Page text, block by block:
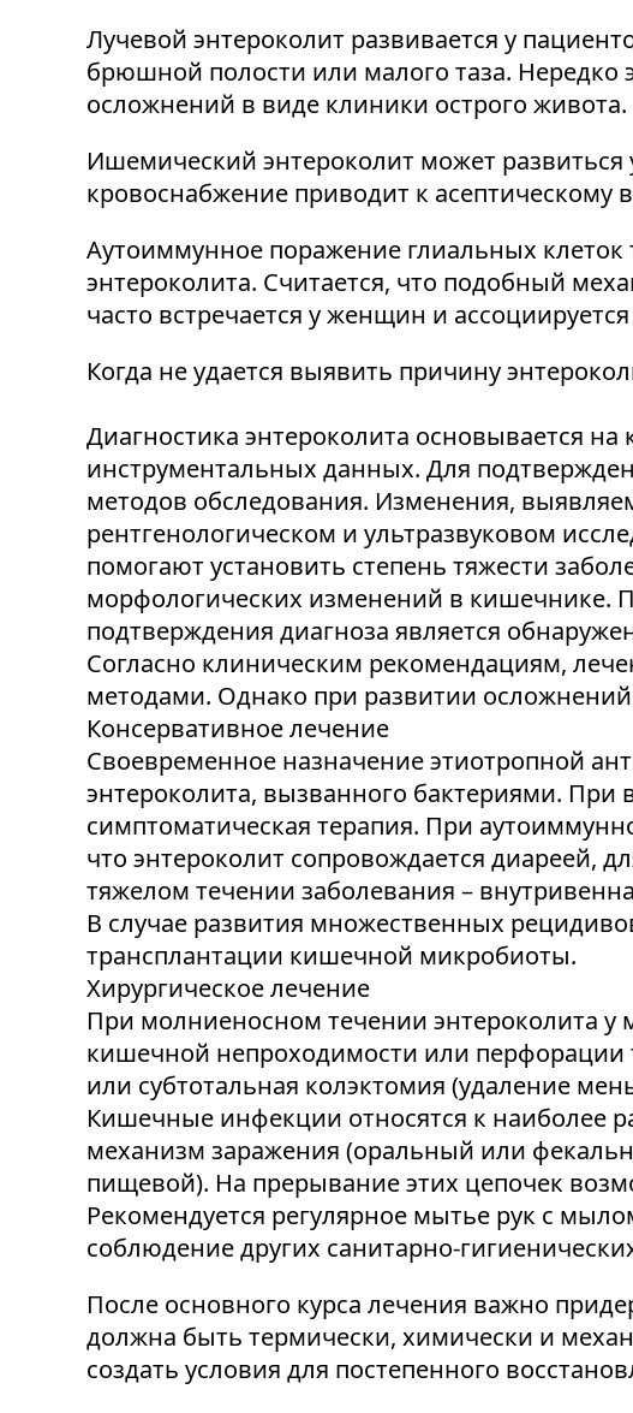
Лучевой энтероколит развивается у
брюшной полости или малого таза. Нередко
осложнений в виде клиники острого живота.
Ишемический энтероколит может
кровоснабжение приводит к асептическому
Аутоиммунное поражение глиальных
энтероколита. Считается, что подобный
часто встречается у женщин и
Когда не удается выявить причину
Диагностика энтероколита основывается
инструментальных данных. Для
методов обследования. Изменения,
рентгенологическом и ультразвуковом
помогают установить степень тяжести
морфологических изменений в кишечнике.
подтверждения диагноза является
Согласно клиническим рекомендациям,
методами. Однако при развитии
Консервативное лечение
Своевременное назначение этиотропной
энтероколита, вызванного бактериями. При
симптоматическая терапия. При
что энтероколит сопровождается диареей,
тяжелом течении заболевания –
В случае развития множественных
трансплантации кишечной микробиоты.
Хирургическое лечение
При молниеносном течении энтероколита
кишечной непроходимости или перфорации
или субтотальная колэктомия (удаление
Кишечные инфекции относятся к наиболее
механизм заражения (оральный или
пищевой). На прерывание этих цепочек
Рекомендуется регулярное мытье рук с
соблюдение других санитарно-
После основного курса лечения важно
должна быть термически, химически и
создать условия для постепенного